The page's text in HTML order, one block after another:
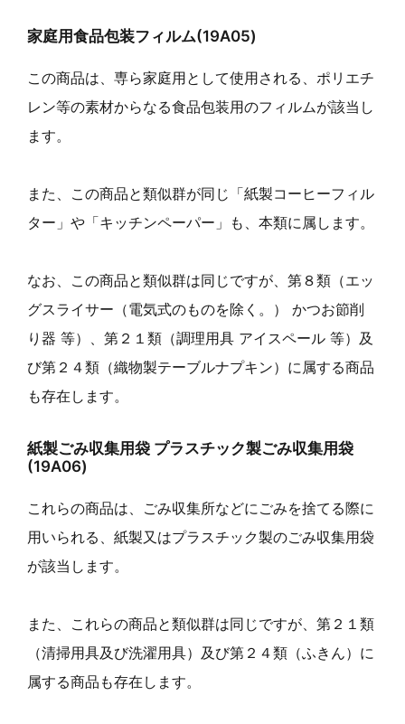
家庭用食品包装フィルム(19A05)
この商品は、専ら家庭用として使用される、ポリエチ
レン等の素材からなる食品包装用のフィルムが該当し
ます。
また、この商品と類似群が同じ「紙製コーヒーフィル
ター」や「キッチンペーパー」も、本類に属します。
なお、この商品と類似群は同じですが、第８類（エッ
グスライサー（電気式のものを除く。） かつお節削
り器 等）、第２１類（調理用具 アイスペール 等）及
び第２４類（織物製テーブルナプキン）に属する商品
も存在します。
紙製ごみ収集用袋 プラスチック製ごみ収集用袋
(19A06)
これらの商品は、ごみ収集所などにごみを捨てる際に
用いられる、紙製又はプラスチック製のごみ収集用袋
が該当します。
また、これらの商品と類似群は同じですが、第２１類
（清掃用具及び洗濯用具）及び第２４類（ふきん）に
属する商品も存在します。